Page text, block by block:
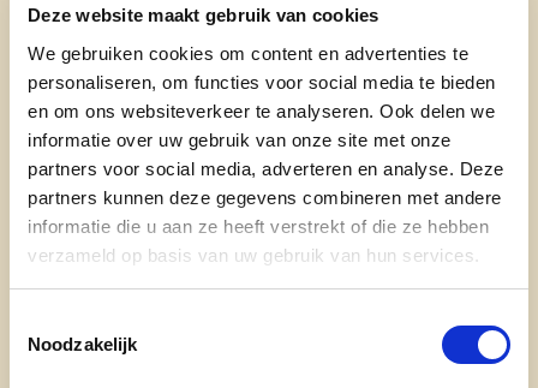
Deze website maakt gebruik van cookies
We gebruiken cookies om content en advertenties te
personaliseren, om functies voor social media te bieden
en om ons websiteverkeer te analyseren. Ook delen we
informatie over uw gebruik van onze site met onze
partners voor social media, adverteren en analyse. Deze
partners kunnen deze gegevens combineren met andere
informatie die u aan ze heeft verstrekt of die ze hebben
verzameld op basis van uw gebruik van hun services.
Noodzakelijk
normale arbeidstijd. Een deel hiervan wordt
fiscaal vrijgesteld, zodat je netto méér
overhoudt als je extra werkt.
Voorbeeld: In de meeste sectoren zijn tot 240
vrijwillige overuren nu vrijgesteld van belasting.
Vrijwillige overuren:Overuren die je op eigen
initiatief maakt, zonder verplichte
overwerktoeslag. In bepaalde sectoren kunnen
deze tot 360 uur per jaar volledig belastingvrij
zijn (zoals in de horeca).